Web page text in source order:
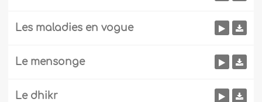
Les maladies en vogue
Le mensonge
Le dhikr